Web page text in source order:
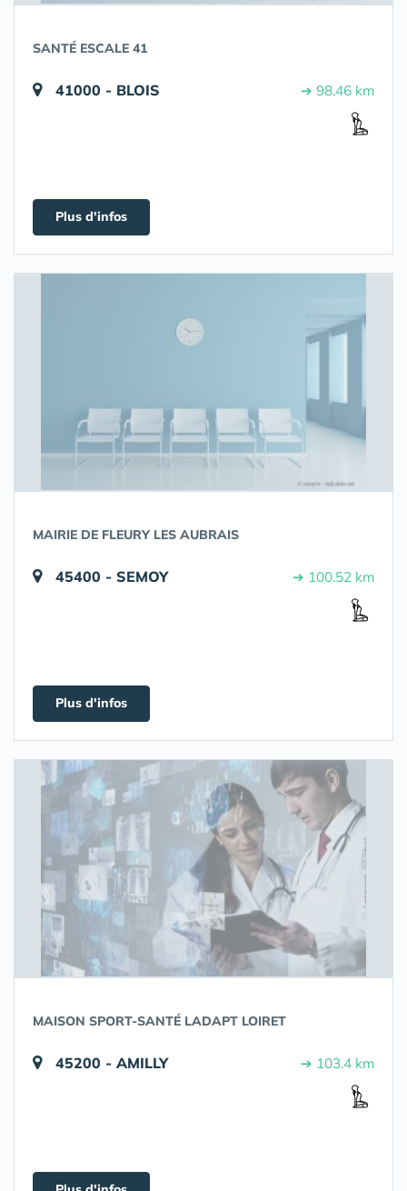
SANTÉ ESCALE 41
41000 - BLOIS ➔ 98.46 km
Plus d'infos
MAIRIE DE FLEURY LES AUBRAIS
45400 - SEMOY ➔ 100.52 km
Plus d'infos
MAISON SPORT-SANTÉ LADAPT LOIRET
45200 - AMILLY ➔ 103.4 km